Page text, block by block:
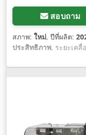
สอบถาม
สภาพ: ใหม่, ปีที่ผลิต:
ประสิทธิภาพ, ระยะเค
75 กก.,